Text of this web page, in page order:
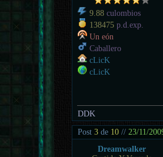
9.88 culombios
138475 p.d.exp.
Un eón
Caballero
cLicK
cLicK
DDK
Post3 de 10 // 23/11/
Dreamwalker